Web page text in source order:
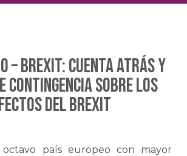
– BREXIT: Cuenta atrás y
contingencia sobre los
del Brexit
octavo país europeo con mayor